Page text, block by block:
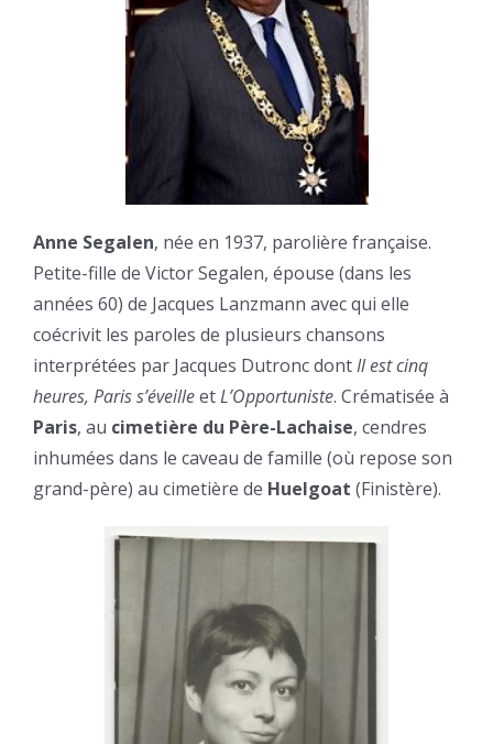
Anne Segalen, née en 1937, parolière française.
Petite-fille de Victor Segalen, épouse (dans les
années 60) de Jacques Lanzmann avec qui elle
coécrivit les paroles de plusieurs chansons
interprétées par Jacques Dutronc dontIl est cinq
heures, Paris s’éveilleetL’Opportuniste. Crématisée à
Paris, au cimetière du Père-Lachaise, cendres
inhumées dans le caveau de famille (où repose son
grand-père) au cimetière de Huelgoat (Finistère).